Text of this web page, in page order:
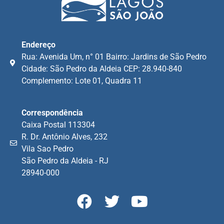
Endereço
Rua: Avenida Um, n° 01 Bairro: Jardins de São Pedro
Cidade: São Pedro da Aldeia CEP: 28.940-840
Complemento: Lote 01, Quadra 11
Correspondência
Caixa Postal 113304
R. Dr. Antônio Alves, 232
Vila Sao Pedro
São Pedro da Aldeia - RJ
28940-000